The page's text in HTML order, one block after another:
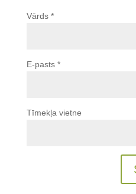
Vārds *
E-pasts *
Tīmekļa vietne